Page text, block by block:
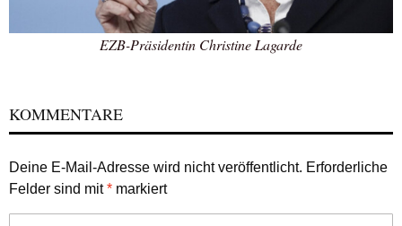
EZB-Präsidentin Christine Lagarde
KOMMENTARE
Deine E-Mail-Adresse wird nicht veröffentlicht. Erforderliche
Felder sind mit* markiert